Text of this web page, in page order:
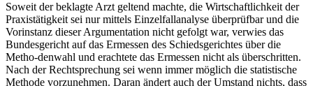
Soweit der beklagte Arzt geltend machte, die Wirtschaftlichkeit der
Praxistätigkeit sei nur mittels Einzelfallanalyse überprüfbar und die
Vorinstanz dieser Argumentation nicht gefolgt war, verwies das
Bundesgericht auf das Ermessen des Schiedsgerichtes über die
Metho-denwahl und erachtete das Ermessen nicht als überschritten.
Nach der Rechtsprechung sei wenn immer möglich die statistische
Methode vorzunehmen. Daran ändert auch der Umstand nichts, dass